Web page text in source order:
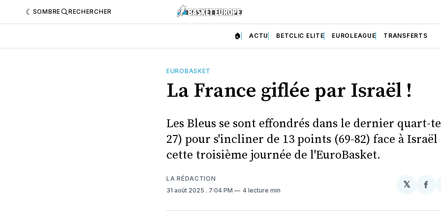
SOMBRE RECHERCHER
🏠 ACTU BETCLIC ELITE EUROLEAGUE TRANSFERTS
EUROBASKET
La France giflée par Israël !
Les Bleus se sont effondrés dans le dernier quart-
27) pour s'incliner de 13 points (69-82) face à
cette troisième journée de l'EuroBasket.
LA RÉDACTION
31 août 2025 . 7:04 PM 4 lecture min
𝕏